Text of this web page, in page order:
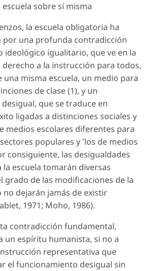
sobre sí misma
la escuela obligatoria ha
por una profunda contradicción
ideológico igualitario, que ve en la
a la instrucción para todos,
una misma escuela, un medio para
de clase (1), y un
que se traduce en
ligadas a distinciones sociales y
medios escolares diferentes para
populares y 'los de medios
consiguiente, las desigualdades
la escuela tomarán diversas
grado de las modificaciones de la
dejarán jamás de existir
1971; Moho, 1986).
contradicción fundamental,
un espíritu humanista, si no a
representativa que
el funcionamiento desigual sin